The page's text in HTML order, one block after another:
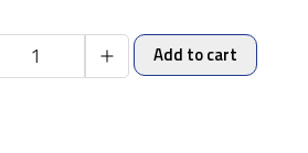
Add to cart